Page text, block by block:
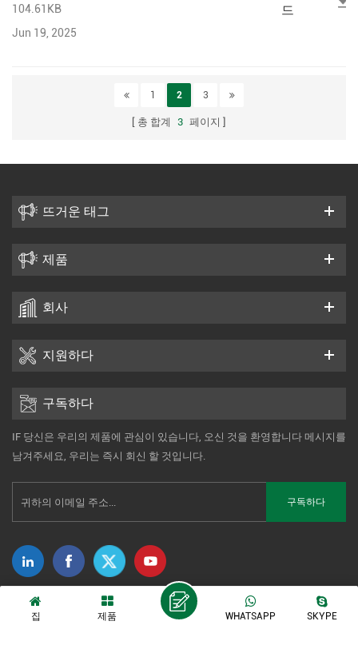
104.61KB
Jun 19, 2025
드
1 2 3
총 합계 3 페이지
뜨거운 태그
제품
회사
지원하다
구독하다
IF 당신은 우리의 제품에 관심이 있습니다, 오신 것을 환영합니다 메시지를
남겨주세요, 우리는 즉시 회신 할 것입니다.
저작권 © 2014-2026 Xiamen Tonmind Technology Co., Ltd. 판권 소유. |
Sitemap
개인 정보 정책 IPv6 네트워크 지원
집 제품 SKYPE
WHATSAPP